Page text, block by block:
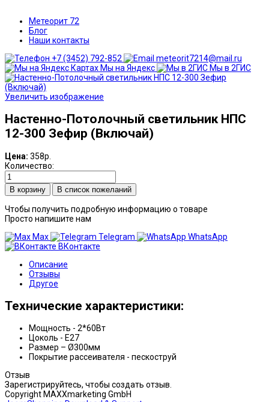
Метеорит 72
Блог
Наши контакты
+7 (3452) 792-852
meteorit7214@mail.ru
Мы на Яндекс
Мы в 2ГИС
Увеличить изображение
Настенно-Потолочный светильник НПС
12-300 Зефир (Включай)
Цена: 358р.
Количество:
В список пожеланий
Чтобы получить подробную информацию о товаре
Просто напишите нам
Max
Telegram
WhatsApp
ВКонтакте
Описание
Отзывы
Другое
Технические характеристики:
Мощность - 2*60Вт
Цоколь - E27
Размер – Ø300мм
Покрытие рассеивателя - пескоструй
Отзыв
Зарегистрируйтесь, чтобы создать отзыв.
Copyright MAXXmarketing GmbH